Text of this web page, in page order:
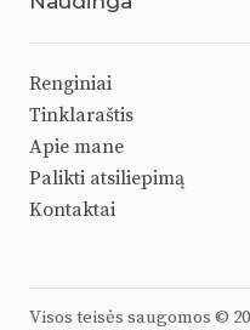
Renginiai
Tinklaraštis
Apie mane
Palikti atsiliepimą
Kontaktai
Visos teisės saugomos ©